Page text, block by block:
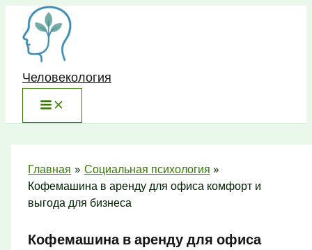
Перейти
содержимому
Человекология
Главная
Социальная психология
Кофемашина в аренду для офиса комфорт и
выгода для бизнеса
Кофемашина в аренду для офиса